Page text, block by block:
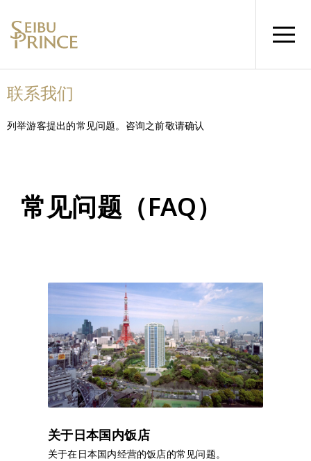
联系我们
列举游客提出的常见问题。咨询之前敬请确认
常见问题（FAQ）
关于日本国内饭店
关于在日本国内经营的饭店的常见问题。